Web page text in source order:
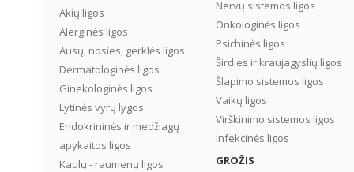
Akių ligos
Alerginės ligos
Ausų, nosies, gerklės ligos
Dermatologinės ligos
Ginekologinės ligos
Lytinės vyrų lygos
Endokrininės ir medžiagų
apykaitos ligos
Kaulų - raumenų ligos
Nervų sistemos ligos
Onkologinės ligos
Psichinės ligos
Širdies ir kraujagyslių ligos
Šlapimo sistemos ligos
Vaikų ligos
Virškinimo sistemos ligos
Infekcinės ligos
GROŽIS